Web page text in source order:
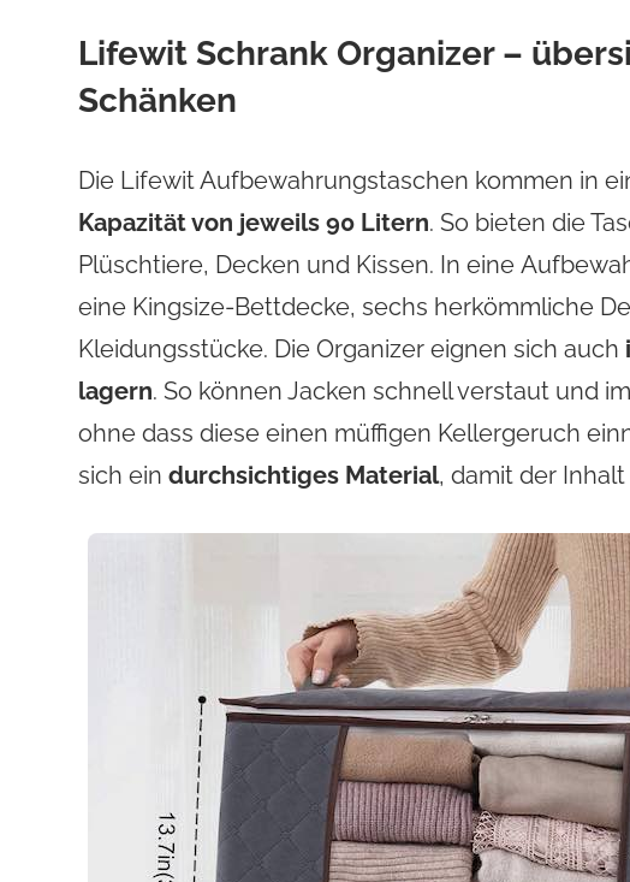
Lifewit Schrank Organizer –
Schänken
Die Lifewit Aufbewahrungstaschen kommen in
Kapazität von jeweils 90 Litern. So bieten die
Plüschtiere, Decken und Kissen. In eine
eine Kingsize-Bettdecke, sechs herkömmliche
Kleidungsstücke. Die Organizer eignen sich auch
lagern. So können Jacken schnell verstaut und
ohne dass diese einen müffigen Kellergeruch
sich ein durchsichtiges Material, damit der